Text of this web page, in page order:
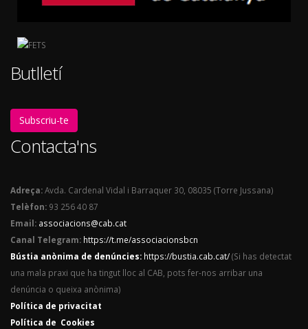
Butlletí
Subscriu-te
Contacta'ns
Adreça:Avda. Cardenal Vidal i Barraquer 30, 08035 (Torre Jussana)
Telèfon: 93 256 40 87
Email: associacions@cab.cat
Canal Telegram: https://t.me/associacionsbcn
Bústia anònima de denúncies: https://bustia.cab.cat/(Si has detectat
una mala praxi que ha tingut lloc al CAB, pots fer-nos arribar una
denúncia o queixa anònima)
Política de privacitat
Política de Cookies